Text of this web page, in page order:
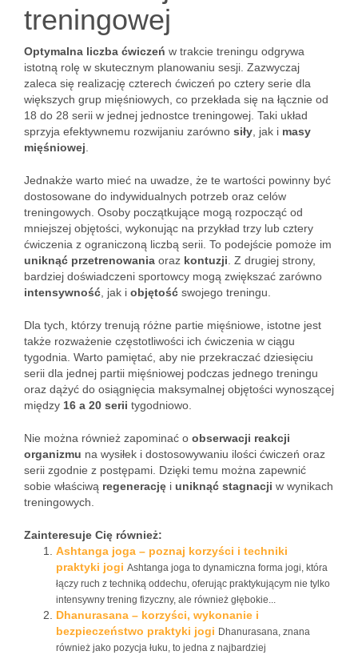
treningowej
Optymalna liczba ćwiczeń w trakcie treningu odgrywa
istotną rolę w skutecznym planowaniu sesji. Zazwyczaj
zaleca się realizację czterech ćwiczeń po cztery serie dla
większych grup mięśniowych, co przekłada się na łącznie od
18 do 28 serii w jednej jednostce treningowej. Taki układ
sprzyja efektywnemu rozwijaniu zarówno siły , jak i masy
mięśniowej
Jednakże warto mieć na uwadze, że te wartości powinny być
dostosowane do indywidualnych potrzeb oraz celów
treningowych. Osoby początkujące mogą rozpocząć od
mniejszej objętości, wykonując na przykład trzy lub cztery
ćwiczenia z ograniczoną liczbą serii. To podejście pomoże im
uniknąć przetrenowania oraz kontuzji . Z drugiej strony,
bardziej doświadczeni sportowcy mogą zwiększać zarówno
intensywność , jak i objętość swojego treningu.
Dla tych, którzy trenują różne partie mięśniowe, istotne jest
także rozważenie częstotliwości ich ćwiczenia w ciągu
tygodnia. Warto pamiętać, aby nie przekraczać dziesięciu
serii dla jednej partii mięśniowej podczas jednego treningu
oraz dążyć do osiągnięcia maksymalnej objętości wynoszącej
między 16 a 20 serii tygodniowo.
Nie można również zapominać o obserwacji reakcji
organizmu na wysiłek i dostosowywaniu ilości ćwiczeń oraz
serii zgodnie z postępami. Dzięki temu można zapewnić
sobie właściwą regenerację i uniknąć stagnacji w wynikach
treningowych.
Zainteresuje Cię również:
Ashtanga joga – poznaj korzyści i techniki
praktyki jogi Ashtanga joga to dynamiczna forma jogi, która
łączy ruch z techniką oddechu, oferując praktykującym nie tylko
intensywny trening fizyczny, ale również głębokie...
Dhanurasana – korzyści, wykonanie i
bezpieczeństwo praktyki jogi Dhanurasana, znana
również jako pozycja łuku, to jedna z najbardziej